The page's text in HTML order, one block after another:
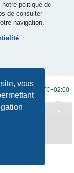
vous
notre politique de
de consulter
navigation.
UTC+02:00
Limited